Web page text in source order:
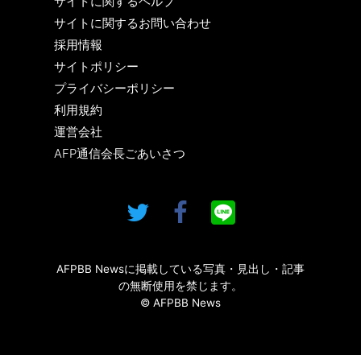
サイトに関するお問い合わせ
採用情報
サイトポリシー
プライバシーポリシー
利用規約
運営会社
AFP通信会長ごあいさつ
AFPBB Newsに掲載している写真・見出し・記事
の無断使用を禁じます。
© AFPBB News